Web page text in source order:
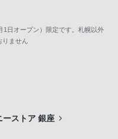
1日オープン）限定です。札幌以外
りません
ーストア 銀座